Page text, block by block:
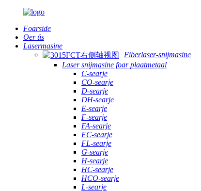
Foarside
Oer ús
Lasermasine
Fiberlaser-snijmasine
Laser snijmasine foar plaatmetaal
C-searje
CO-searje
D-searje
DH-searje
E-searje
F-searje
FA-searje
FC-searje
FL-searje
G-searje
H-searje
HC-searje
HCO-searje
L-searje